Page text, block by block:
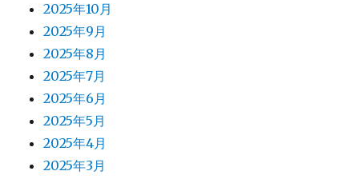
2025年10月
2025年9月
2025年8月
2025年7月
2025年6月
2025年5月
2025年4月
2025年3月